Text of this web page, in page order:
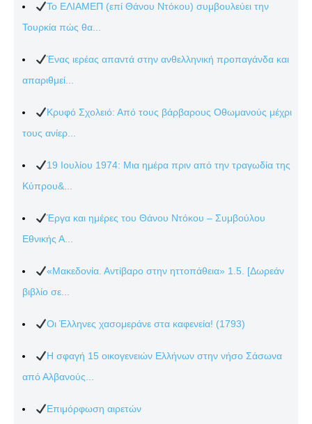
Το ΕΛΙΑΜΕΠ (επί Θάνου Ντόκου) συμβουλεύει την
Τουρκία πώς θα...
Ένας ιερέας απαντά στην ανθελληνική προπαγάνδα και
απαριθμεί...
Κρυφό Σχολειό: Από τους βάρβαρους Οθωμανούς μέχρι
τους ανίερ...
19 Ιουλίου 1974: Μια ημέρα πριν από την τραγωδία της
Κύπρου&...
Έργα και ημέρες του Θάνου Ντόκου – Συμβούλου
Εθνικής Α...
«Μακεδονία. Αντίβαρο στην ηττοπάθεια» 1.5. [Δωρεάν
βιβλίο σε...
Οι Έλληνες χασομεράνε στα καφενεία! (1793)
Η σφαγή 15 οικογενειών Ελλήνων στην νήσο Σάσωνα
από Αλβανούς...
Επιμόρφωση αιρετών